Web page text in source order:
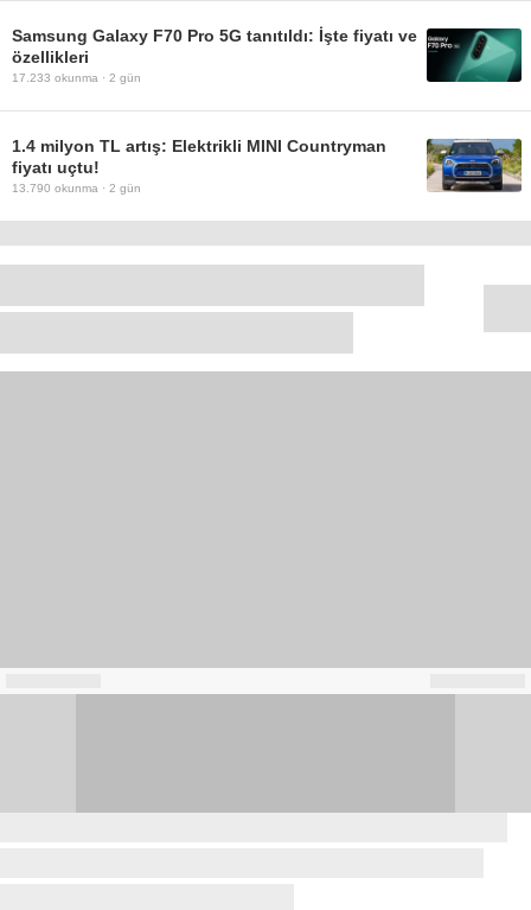
Samsung Galaxy F70 Pro 5G tanıtıldı: İşte fiyatı ve
özellikleri
17.233 okunma · 2 gün
1.4 milyon TL artış: Elektrikli MINI Countryman
fiyatı uçtu!
13.790 okunma · 2 gün